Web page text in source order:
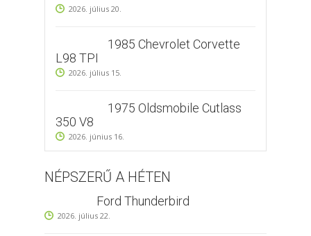
2026. július 20.
1985 Chevrolet Corvette
L98 TPI
2026. július 15.
1975 Oldsmobile Cutlass
350 V8
2026. június 16.
NÉPSZERŰ A HÉTEN
Ford Thunderbird
2026. július 22.